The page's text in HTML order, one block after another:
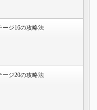
ージ16の攻略法
ージ20の攻略法